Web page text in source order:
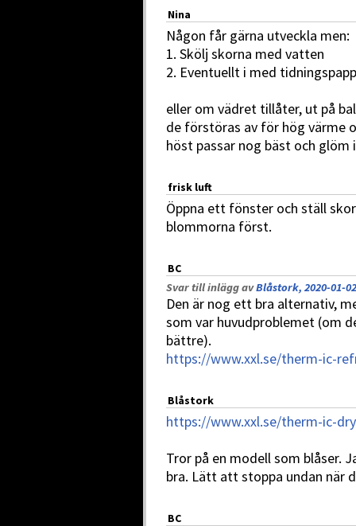
Nina
Någon får gärna utveckla men:
1. Skölj skorna med vatten
2. Eventuellt i med
eller om vädret tillåter, ut på
de förstöras av för hög värme
höst passar nog bäst och
frisk luft
Öppna ett fönster och ställ
blommorna först.
BC
Svar till inlägg avBlåstork, 2020-01-
Den är nog ett bra alternativ,
som var huvudproblemet (om
bättre).
https://www.xxl.se/therm-ic-
Blåstork
https://www.xxl.se/therm-ic-
Tror på en modell som blåser.
bra. Lätt att stoppa undan när
BC